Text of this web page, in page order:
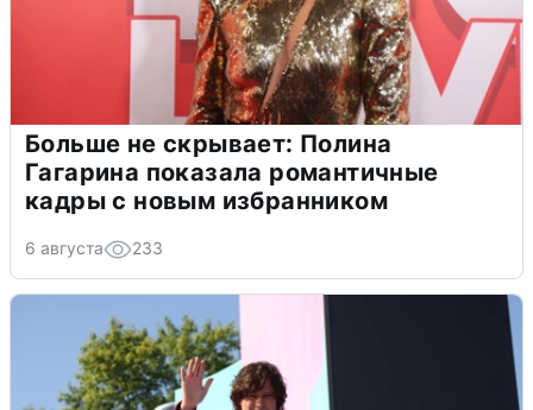
Больше не скрывает: Полина
Гагарина показала романтичные
кадры с новым избранником
6 августа 233